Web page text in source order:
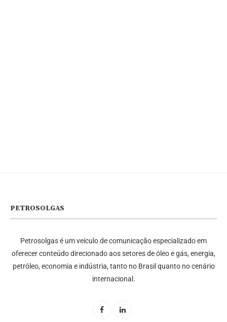
PETROSOLGAS
Petrosolgas é um veículo de comunicação especializado em
oferecer conteúdo direcionado aos setores de óleo e gás, energia,
petróleo, economia e indústria, tanto no Brasil quanto no cenário
internacional.